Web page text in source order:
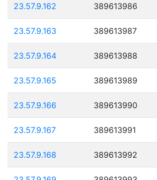
23.57.9.162 389613986
23.57.9.163 389613987
23.57.9.164 389613988
23.57.9.165 389613989
23.57.9.166 389613990
23.57.9.167 389613991
23.57.9.168 389613992